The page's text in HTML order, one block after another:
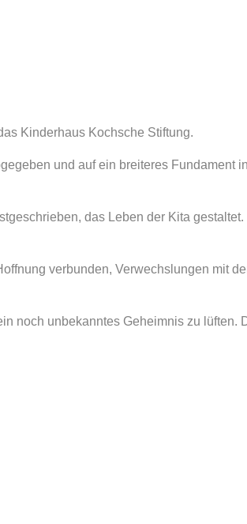
Kinderhaus Kochsche Stiftung.
und auf ein breiteres Fundament
das Leben der Kita
verbunden, Verwechslungen mit
noch unbekanntes Geheimnis zu lüften.